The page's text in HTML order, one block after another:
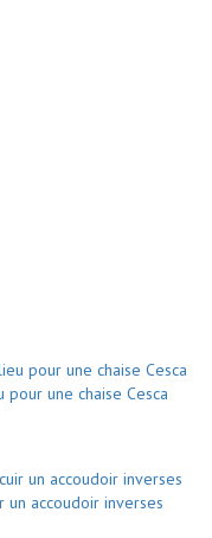
une chaise Cesca
un accoudoir inverses